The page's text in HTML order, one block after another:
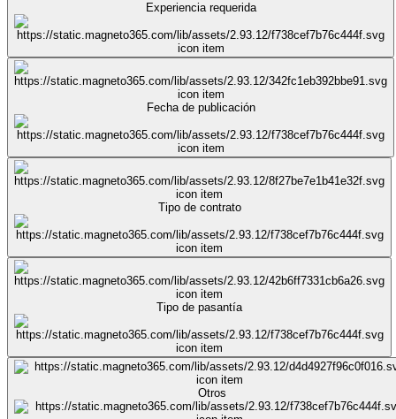
Experiencia requerida
Fecha de publicación
Tipo de contrato
Tipo de pasantía
Otros